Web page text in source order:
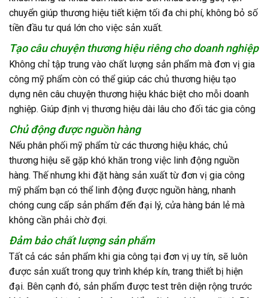
chuyển giúp thương hiệu tiết kiệm tối đa chi phí, không bỏ số
tiền đầu tư quá lớn cho việc sản xuất.
Tạo câu chuyện thương hiệu riêng cho doanh nghiệp
Không chỉ tập trung vào chất lượng sản phẩm mà đơn vị gia
công mỹ phẩm còn có thể giúp các chủ thương hiệu tạo
dựng nên câu chuyện thương hiệu khác biệt cho mỗi doanh
nghiệp. Giúp định vị thương hiệu dài lâu cho đối tác gia công
Chủ động được nguồn hàng
Nếu phân phối mỹ phẩm từ các thương hiệu khác, chủ
thương hiệu sẽ gặp khó khăn trong việc linh động nguồn
hàng. Thế nhưng khi đặt hàng sản xuất từ đơn vị gia công
mỹ phẩm bạn có thể linh động được nguồn hàng, nhanh
chóng cung cấp sản phẩm đến đại lý, cửa hàng bán lẻ mà
không cần phải chờ đợi.
Đảm bảo chất lượng sản phẩm
Tất cả các sản phẩm khi gia công tại đơn vị uy tín, sẽ luôn
được sản xuất trong quy trình khép kín, trang thiết bị hiện
đại. Bên cạnh đó, sản phẩm được test trên diện rộng trước